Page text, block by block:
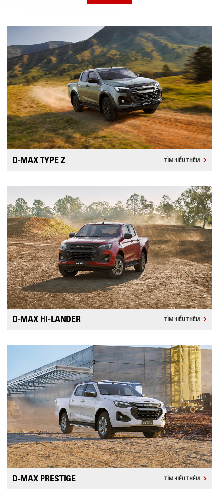
D-MAX TYPE Z TÌM HIỂU THÊM
D-MAX HI-LANDER TÌM HIỂU THÊM
D-MAX PRESTIGE TÌM HIỂU THÊM